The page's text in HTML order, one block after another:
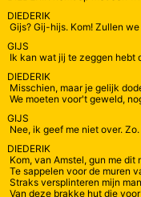
DIEDERIK
Gijs? Gij-hijs. Kom! Zullen
GIJS
Ik kan wat jij te zeggen hebt
DIEDERIK
Misschien, maar je gelijk
We moeten voor't geweld,
GIJS
Nee, ik geef me niet over.
DIEDERIK
Kom, van Amstel, gun me dit
Te sappelen voor de muren
Straks versplinteren mijn
Van deze brakke hut die